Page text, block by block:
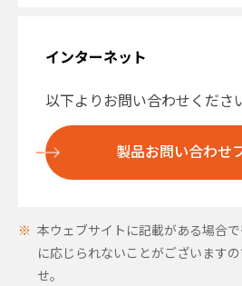
インターネット
以下よりお問い合わせくださ
製品お問い合わせ
本ウェブサイトに記載がある場合
に応じられないことがございます
せ。